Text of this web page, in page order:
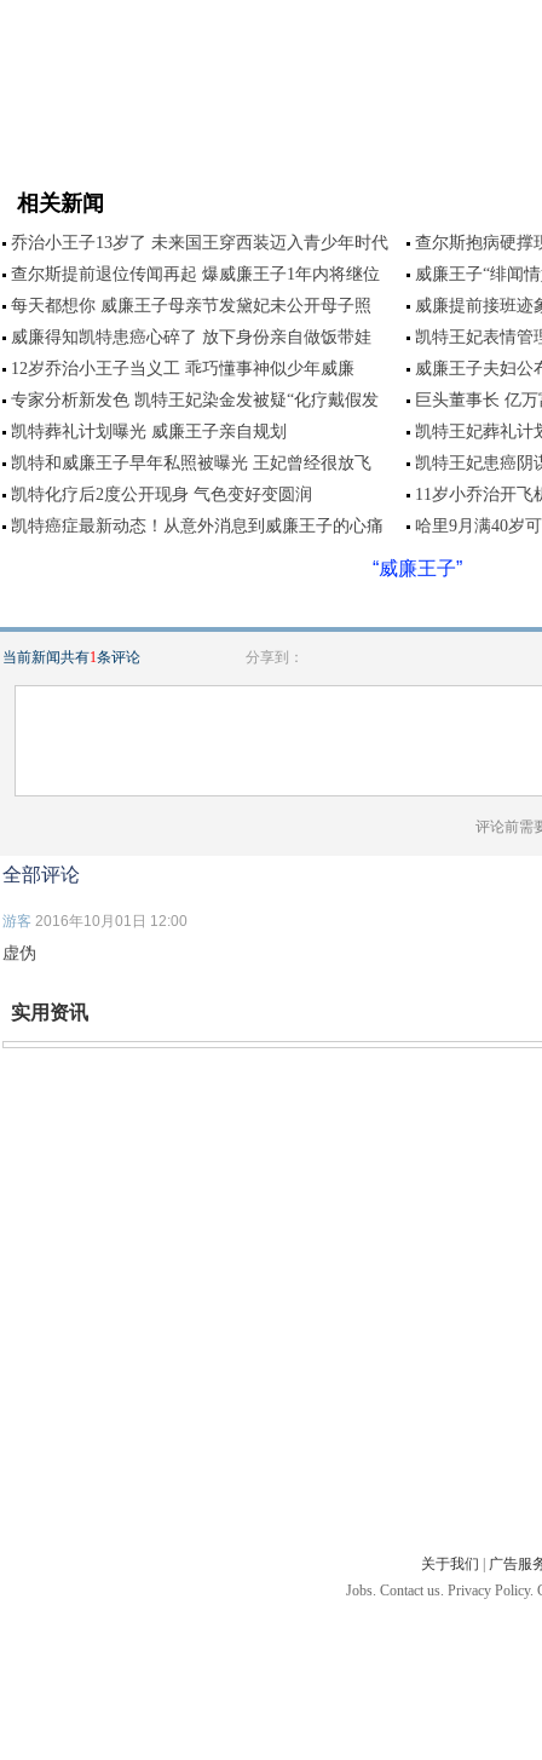
相关新闻
乔治小王子13岁了 未来国王穿西装迈入青少年时代
查尔斯抱病硬撑
查尔斯提前退位传闻再起 爆威廉王子1年内将继位
威廉王子“绯闻
每天都想你 威廉王子母亲节发黛妃未公开母子照
威廉提前接班迹
威廉得知凯特患癌心碎了 放下身份亲自做饭带娃
凯特王妃表情管
12岁乔治小王子当义工 乖巧懂事神似少年威廉
威廉王子夫妇公
专家分析新发色 凯特王妃染金发被疑“化疗戴假发
巨头董事长 亿
凯特葬礼计划曝光 威廉王子亲自规划
凯特王妃葬礼计
凯特和威廉王子早年私照被曝光 王妃曾经很放飞
凯特王妃患癌阴
凯特化疗后2度公开现身 气色变好变圆润
11岁小乔治开飞
凯特癌症最新动态！从意外消息到威廉王子的心痛
哈里9月满40岁
“威廉王子”
当前新闻共有1条评论 分享到：
评论前需
全部评论
游客 2016年10月01日 12:00
虚伪
实用资讯
关于我们
广告服
Jobs. Contact us. Privacy